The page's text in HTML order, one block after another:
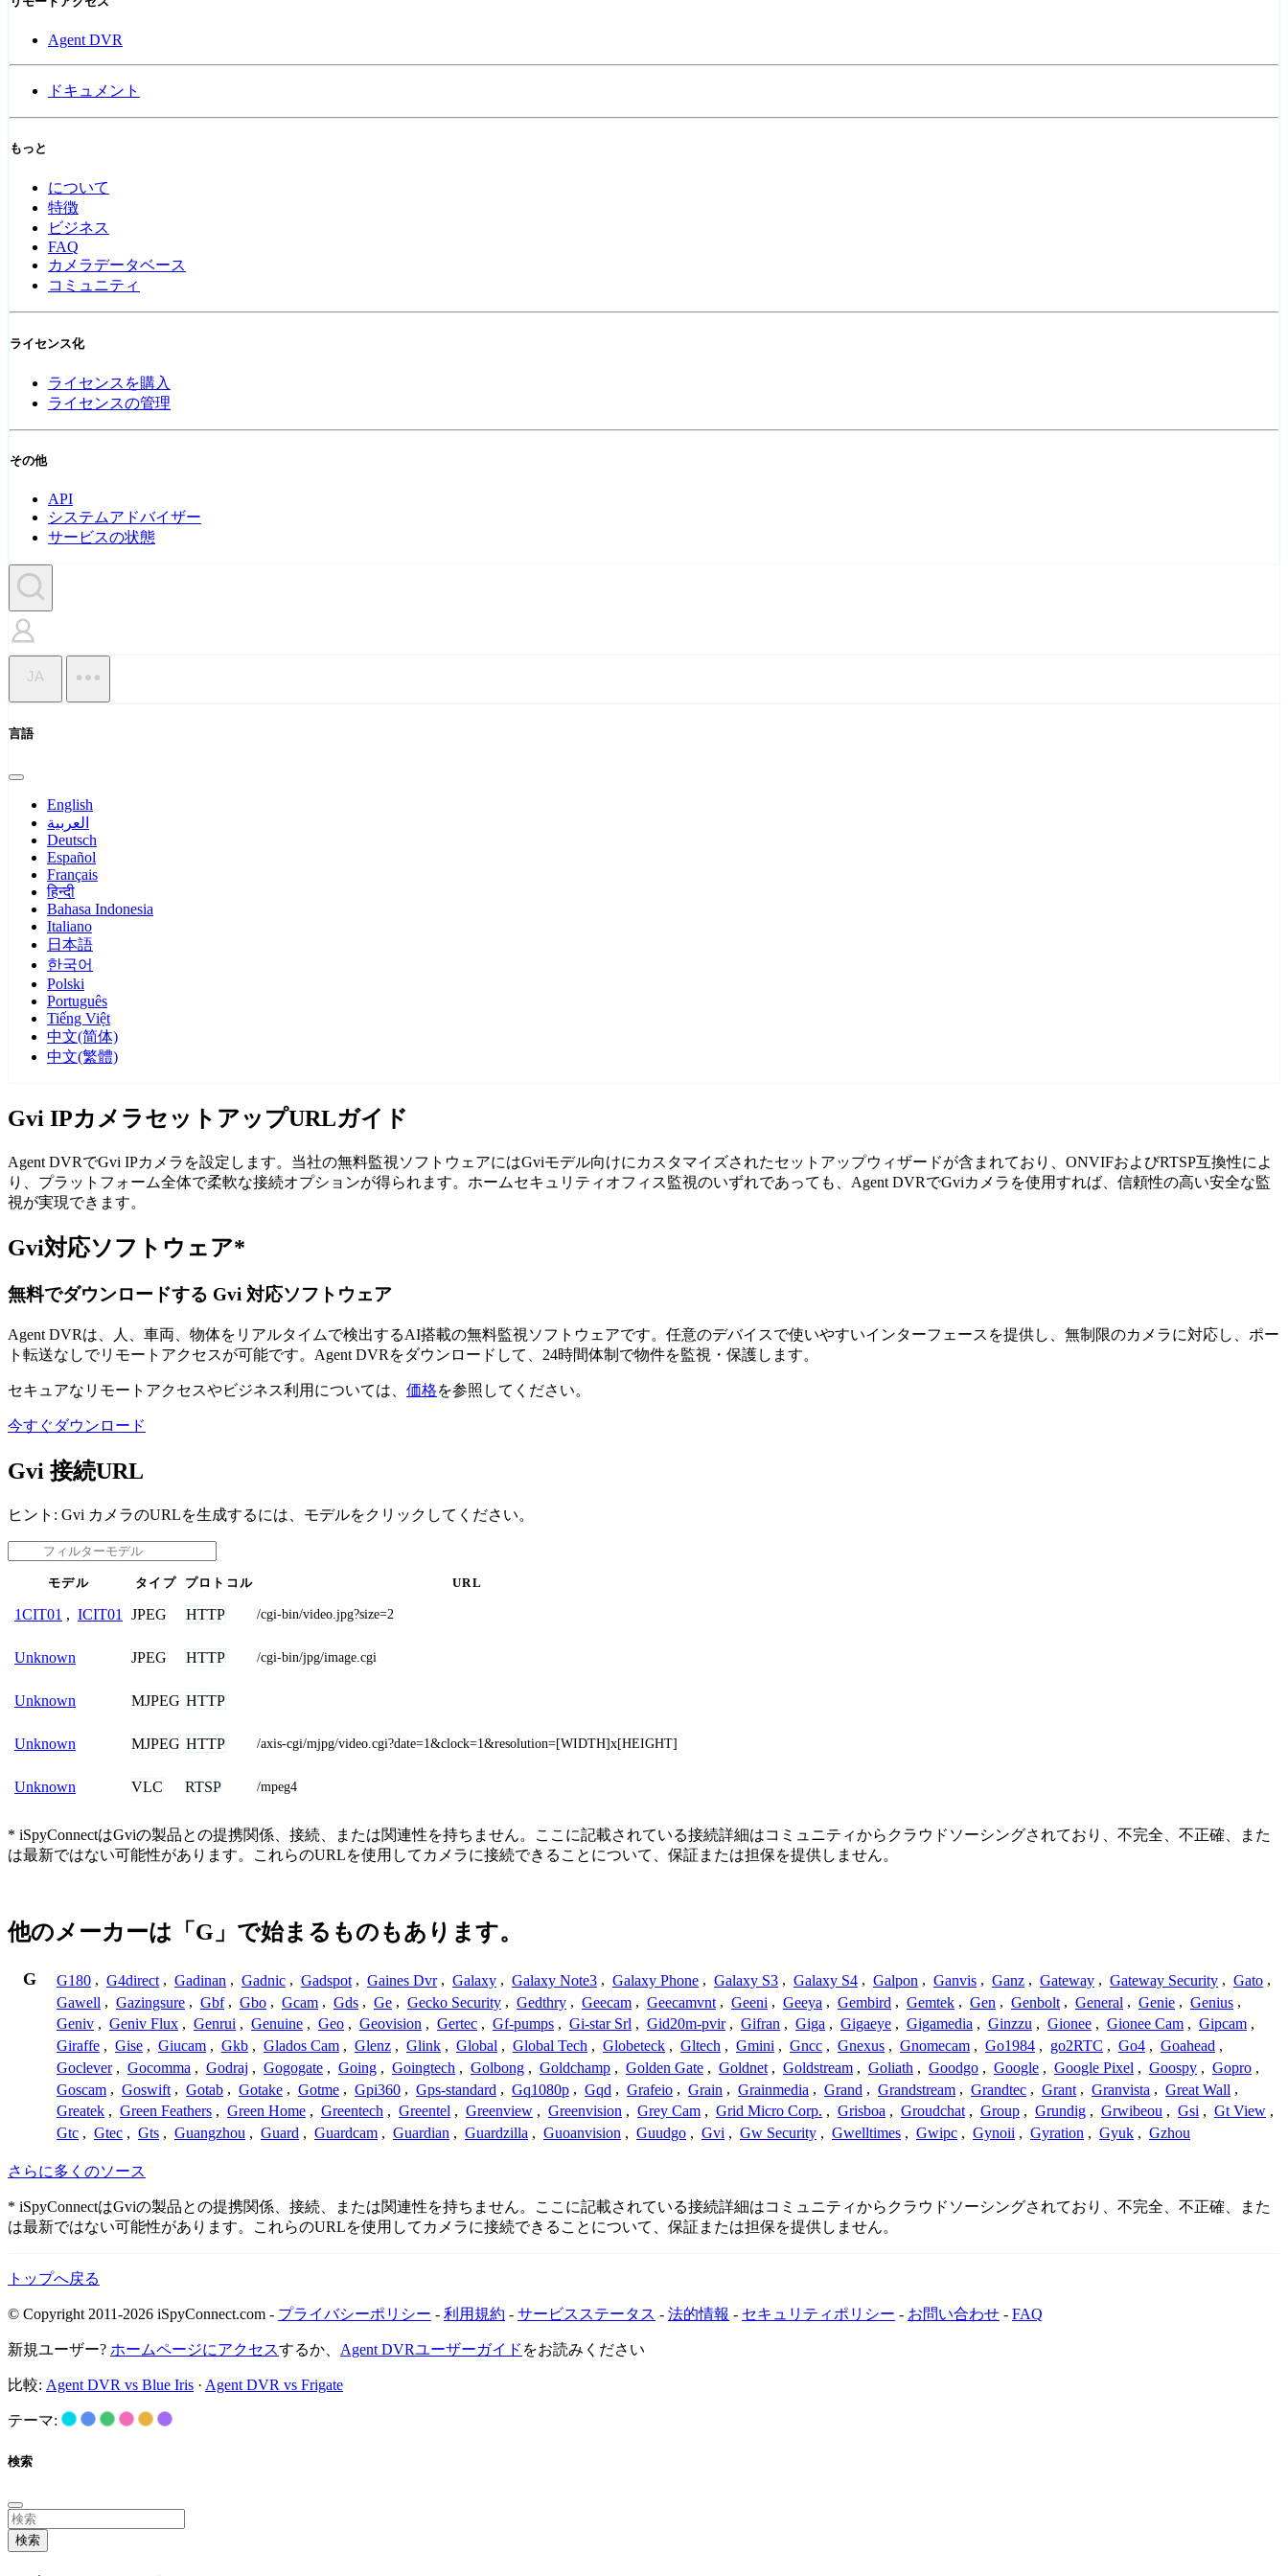
Agent DVR
ドキュメント
もっと
について
特徴
ビジネス
FAQ
カメラデータベース
コミュニティ
ライセンス化
ライセンスを購入
ライセンスの管理
その他
API
システムアドバイザー
サービスの状態
JA
言語
English
العربية
Deutsch
Español
Français
हिन्दी
Bahasa Indonesia
Italiano
日本語
한국어
Polski
Português
Tiếng Việt
中文(简体)
中文(繁體)
Gvi IPカメラセットアップURLガイド
Agent DVRでGvi IPカメラを設定します。当社の無料監視ソフトウェアにはGviモデル向けにカスタマイズされたセットアップウィザードが含まれており、ONVIFおよびRTSP互換性によ
り、プラットフォーム全体で柔軟な接続オプションが得られます。ホームセキュリティオフィス監視のいずれであっても、Agent DVRでGviカメラを使用すれば、信頼性の高い安全な監
視が実現できます。
Gvi対応ソフトウェア*
無料でダウンロードする Gvi 対応ソフトウェア
Agent DVRは、人、車両、物体をリアルタイムで検出するAI搭載の無料監視ソフトウェアです。任意のデバイスで使いやすいインターフェースを提供し、無制限のカメラに対応し、ポー
ト転送なしでリモートアクセスが可能です。Agent DVRをダウンロードして、24時間体制で物件を監視・保護します。
セキュアなリモートアクセスやビジネス利用については、 価格を参照してください。
今すぐダウンロード
Gvi 接続URL
ヒント: Gvi カメラのURLを生成するには、モデルをクリックしてください。
モデル タイプ プロトコル URL
1CIT01 , ICIT01 JPEG HTTP /cgi-bin/video.jpg?size=2
Unknown JPEG HTTP /cgi-bin/jpg/image.cgi
Unknown MJPEG HTTP
Unknown MJPEG HTTP /axis-cgi/mjpg/video.cgi?date=1&clock=1&resolution=[WIDTH]x[HEIGHT]
Unknown VLC RTSP /mpeg4
* iSpyConnectはGviの製品との提携関係、接続、または関連性を持ちません。ここに記載されている接続詳細はコミュニティからクラウドソーシングされており、不完全、不正確、また
は最新ではない可能性があります。これらのURLを使用してカメラに接続できることについて、保証または担保を提供しません。
他のメーカーは「G」で始まるものもあります。
G G180 , G4direct , Gadinan , Gadnic , Gadspot , Gaines Dvr , Galaxy , Galaxy Note3 , Galaxy Phone , Galaxy S3 , Galaxy S4 , Galpon , Ganvis , Ganz , Gateway , Gateway Security , Gato ,
Gawell , Gazingsure , Gbf , Gbo , Gcam , Gds , Ge , Gecko Security , Gedthry , Geecam , Geecamvnt , Geeni , Geeya , Gembird , Gemtek , Gen , Genbolt , General , Genie , Genius ,
Geniv , Geniv Flux , Genrui , Genuine , Geo , Geovision , Gertec , Gf-pumps , Gi-star Srl , Gid20m-pvir , Gifran , Giga , Gigaeye , Gigamedia , Ginzzu , Gionee , Gionee Cam , Gipcam ,
Giraffe , Gise , Giucam , Gkb , Glados Cam , Glenz , Glink , Global , Global Tech , Globeteck , Gltech , Gmini , Gncc , Gnexus , Gnomecam , Go1984 , go2RTC , Go4 , Goahead ,
Goclever , Gocomma , Godraj , Gogogate , Going , Goingtech , Golbong , Goldchamp , Golden Gate , Goldnet , Goldstream , Goliath , Goodgo , Google , Google Pixel , Goospy , Gopro ,
Goscam , Goswift , Gotab , Gotake , Gotme , Gpi360 , Gps-standard , Gq1080p , Gqd , Grafeio , Grain , Grainmedia , Grand , Grandstream , Grandtec , Grant , Granvista , Great Wall ,
Greatek , Green Feathers , Green Home , Greentech , Greentel , Greenview , Greenvision , Grey Cam , Grid Micro Corp. , Grisboa , Groudchat , Group , Grundig , Grwibeou , Gsi , Gt View ,
Gtc , Gtec , Gts , Guangzhou , Guard , Guardcam , Guardian , Guardzilla , Guoanvision , Guudgo , Gvi , Gw Security , Gwelltimes , Gwipc , Gynoii , Gyration , Gyuk , Gzhou
さらに多くのソース
* iSpyConnectはGviの製品との提携関係、接続、または関連性を持ちません。ここに記載されている接続詳細はコミュニティからクラウドソーシングされており、不完全、不正確、また
は最新ではない可能性があります。これらのURLを使用してカメラに接続できることについて、保証または担保を提供しません。
トップへ戻る
© Copyright 2011-2026 iSpyConnect.com - プライバシーポリシー - 利用規約 - サービスステータス - 法的情報 - セキュリティポリシー - お問い合わせ - FAQ
新規ユーザー? ホームページにアクセスするか、 Agent DVRユーザーガイド をお読みください
比較: Agent DVR vs Blue Iris · Agent DVR vs Frigate
テーマ:
検索
検索